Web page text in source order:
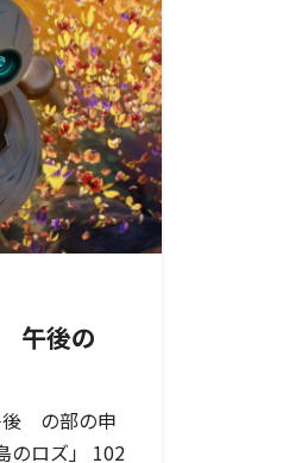
午後の
後 の部の申
のロズ」 102